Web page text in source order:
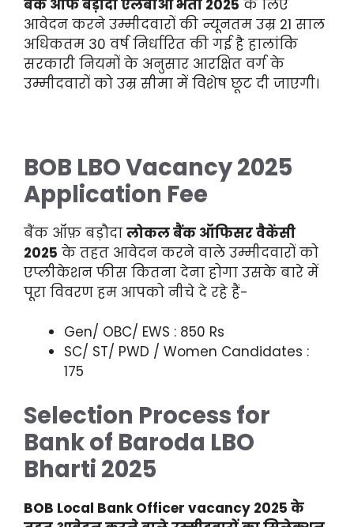
बैंक ऑफ बड़ौदा एलबीओ भर्ती 2025 के लिए
आवेदन करने उम्मीदवारों की न्यूनतम उम्र 21 साल
अधिकतम 30 वर्ष निर्धारित की गई है हालांकि
सरकारी नियमों के अनुसार आरक्षित वर्ग के
उम्मीदवारों को उम्र सीमा में विशेष छूट दी जाएगी।
BOB LBO Vacancy 2025
Application Fee
बैंक ऑफ़ बड़ौदा लोकल बैंक ऑफिसर वैकेंसी
2025 के तहत आवेदन करने वाले उम्मीदवारों को
एप्लीकेशन फीस कितना देना होगा उसके बारे में
पूरा विवरण हम आपको नीचे दे रहे हैं-
Gen/ OBC/ EWS : 850 Rs
SC/ ST/ PWD / Women Candidates :
175
Selection Process for
Bank of Baroda LBO
Bharti 2025
BOB Local Bank Officer vacancy 2025 के